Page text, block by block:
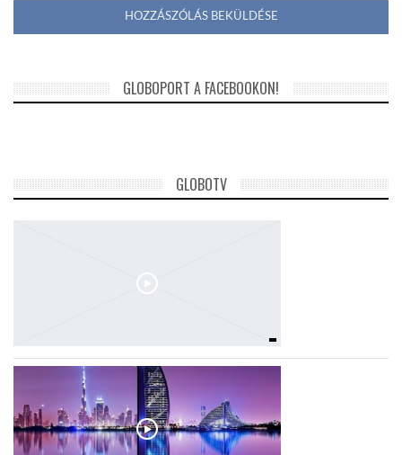
GLOBOPORT A FACEBOOKON!
GLOBOTV